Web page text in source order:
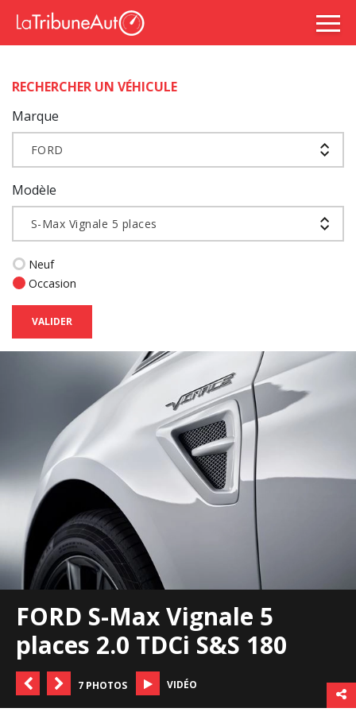
RECHERCHER UN VÉHICULE
Marque
FORD
Modèle
S-Max Vignale 5 places
Neuf
Occasion
VALIDER
FORD S-Max Vignale 5
places 2.0 TDCi S&S 180
7 PHOTOS VIDÉO